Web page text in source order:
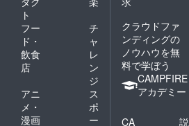
ト
フー
ド・
飲食
店
チ
ャ
レ
ン
ジ
アニ
メ・
漫画
ス
ポ
ー
クラウドファ
ンディングの
ノウハウを無
料で学ぼう
CAMPFIRE
アカデミー
CA
説